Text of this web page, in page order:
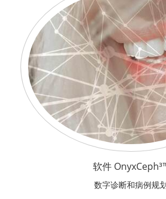
软件
数字诊断和病例规